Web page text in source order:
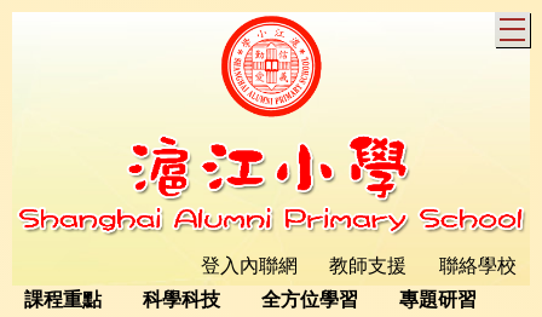
登入內聯網 教師支援 聯絡學校
課程重點 科學科技 全方位學習
專題研習